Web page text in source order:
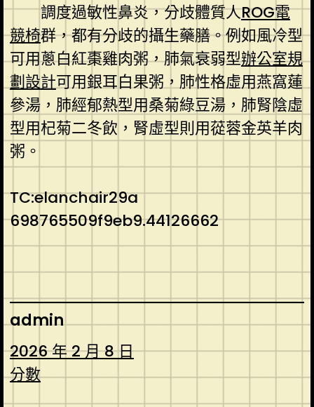
調度過敏性鼻炎，分歧體質人ROG電
競椅群，都有分歧的攝生藥膳。例如風冷型
可用蔥白紅棗雞肉粥，肺氣衰弱型辦公室規
劃設計可用銀耳白果粥，肺性格虛用燕窩蓮
參湯，肺經郁熱型用桑菊綠豆湯，肺腎陰虛
型用杞菊二冬飲，腎虛型則用蓯蓉金英羊肉
粥。
TC:elanchair29a
698765509f9eb9.44126662
admin
2026 年 2 月 8 日
分數